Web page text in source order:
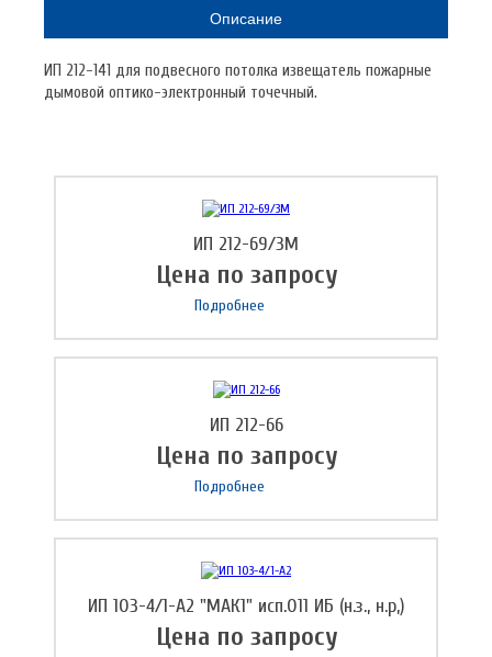
Описание
ИП 212-141 для подвесного потолка извещатель пожарные
дымовой оптико-электронный точечный.
ИП 212-69/3М
Цена по запросу
Подробнее
ИП 212-66
Цена по запросу
Подробнее
ИП 103-4/1-А2 "МАК1" исп.011 ИБ (н.з., н.р,)
Цена по запросу